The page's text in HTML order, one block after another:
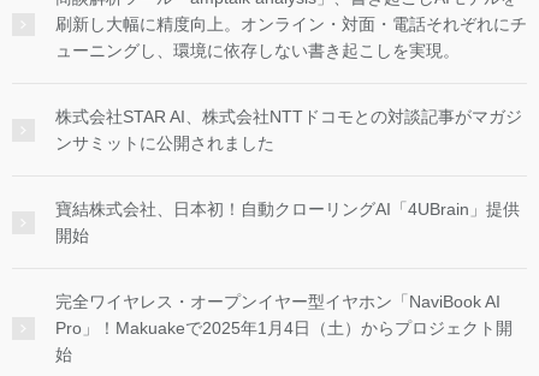
刷新し大幅に精度向上。オンライン・対面・電話それぞれにチ
ューニングし、環境に依存しない書き起こしを実現。
株式会社STAR AI、株式会社NTTドコモとの対談記事がマガジ
ンサミットに公開されました
寶結株式会社、日本初！自動クローリングAI「4UBrain」提供
開始
完全ワイヤレス・オープンイヤー型イヤホン「NaviBook AI
Pro」！Makuakeで2025年1月4日（土）からプロジェクト開
始